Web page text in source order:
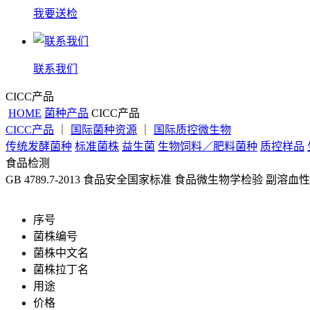
我要送检
联系我们
CICC产品
HOME 菌种产品 CICC产品
CICC产品
国际菌种资源
国际质控微生物
传统发酵菌种 标准菌株 益生菌 生物饲料／肥料菌种 质控样品
食品检测
GB 4789.7-2013 食品安全国家标准 食品微生物学检验 副溶血
序号
菌株编号
菌株中文名
菌株拉丁名
用途
价格